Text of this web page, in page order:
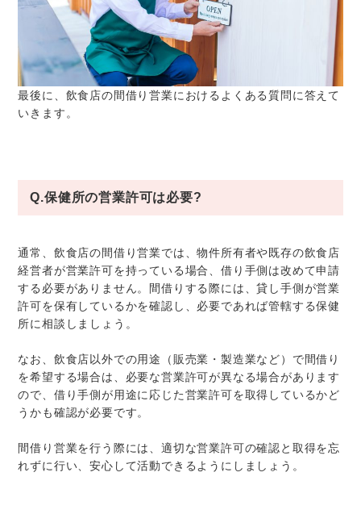
最後に、飲食店の間借り営業におけるよくある質問に答えて
いきます。
Q.保健所の営業許可は必要?
通常、飲食店の間借り営業では、物件所有者や既存の飲食店
経営者が営業許可を持っている場合、借り手側は改めて申請
する必要がありません。間借りする際には、貸し手側が営業
許可を保有しているかを確認し、必要であれば管轄する保健
所に相談しましょう。
なお、飲食店以外での用途（販売業・製造業など）で間借り
を希望する場合は、必要な営業許可が異なる場合があります
ので、借り手側が用途に応じた営業許可を取得しているかど
うかも確認が必要です。
間借り営業を行う際には、適切な営業許可の確認と取得を忘
れずに行い、安心して活動できるようにしましょう。